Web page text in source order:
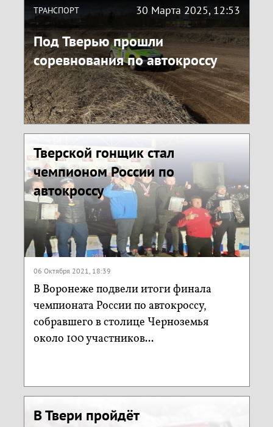
ТРАНСПОРТ 30 Марта 2025, 12:53
Под Тверью прошли
соревнования по автокроссу
Тверской гонщик стал
чемпионом России по
автокроссу
06 Октября 2021, 18:39
В Воронеже подвели итоги финала
чемпионата России по автокроссу,
собравшего в столице Черноземья
около 100 участников...
В Твери пройдёт